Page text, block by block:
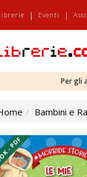
| Eventi |
Per gli
Bambini e
- PDF